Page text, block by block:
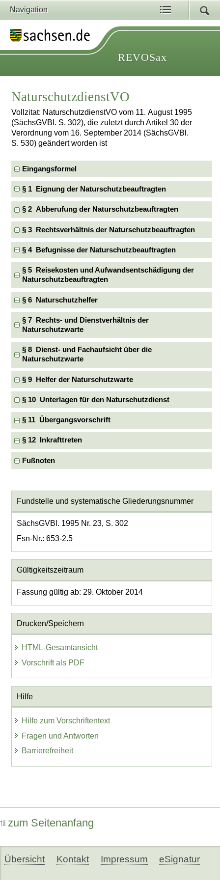
Navigation
REVOSax
NaturschutzdienstVO
Vollzitat: NaturschutzdienstVO vom 11. August 1995
(SächsGVBl. S. 302), die zuletzt durch Artikel 30 der
Verordnung vom 16. September 2014 (SächsGVBl.
S. 530) geändert worden ist
Eingangsformel
§ 1 Eignung der Naturschutzbeauftragten
§ 2 Abberufung der Naturschutzbeauftragten
§ 3 Rechtsverhältnis der Naturschutzbeauftragten
§ 4 Befugnisse der Naturschutzbeauftragten
§ 5 Reisekosten und Aufwandsentschädigung der
Naturschutzbeauftragten
§ 6 Naturschutzhelfer
§ 7 Rechts- und Dienstverhältnis der
Naturschutzwarte
§ 8 Dienst- und Fachaufsicht über die
Naturschutzwarte
§ 9 Helfer der Naturschutzwarte
§ 10 Unterlagen für den Naturschutzdienst
§ 11 Übergangsvorschrift
§ 12 Inkrafttreten
Fußnoten
Fundstelle und systematische Gliederungsnummer
SächsGVBl. 1995 Nr. 23, S. 302
Fsn-Nr.: 653-2.5
Gültigkeitszeitraum
Fassung gültig ab: 29. Oktober 2014
Drucken/Speichern
HTML-Gesamtansicht
Vorschrift als PDF
Hilfe
Hilfe zum Vorschriftentext
Fragen und Antworten
Barrierefreiheit
zum Seitenanfang
Übersicht Kontakt Impressum eSignatur